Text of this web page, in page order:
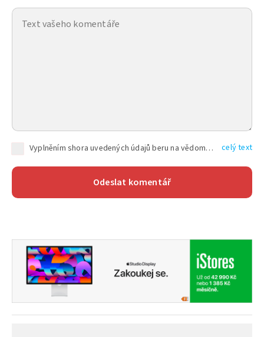
Vyplněním shora uvedených údajů beru na vědomí, že společnost TEXT FACTORY s.r.o., sídlem Brno, Durďákova 336/29, Černá Pole, PSČ: 613 00, IČ: 06157831, zapsané u Krajského soudu v Brně, oddíl C, vložka 100399, bude zpracovávat mé osobní údaje uvedené v rámci mnou vyplněného registračního formuláře na základě oprávněných zájmů TEXT FACTORY s.r.o. dle čl. 6 odst. 1 písm. f) GDPR a pro splnění právních povinností (čl. 6 odst. 1 písm. c) GDPR), a to pro tyto účely: nezbytnost zajistit oprávnění návštěvníka webových stránek provozovaných společností TEXT FACTORY s.r.o. přispívat aktivně ke zveřejněným článkům nebo v rámci diskusních fór a výkon práv TEXT FACTORY s.r.o. jako administrátora těchto diskusních fór. Více informací o zpracování osobních údajů a právech lze nalézt v celý text